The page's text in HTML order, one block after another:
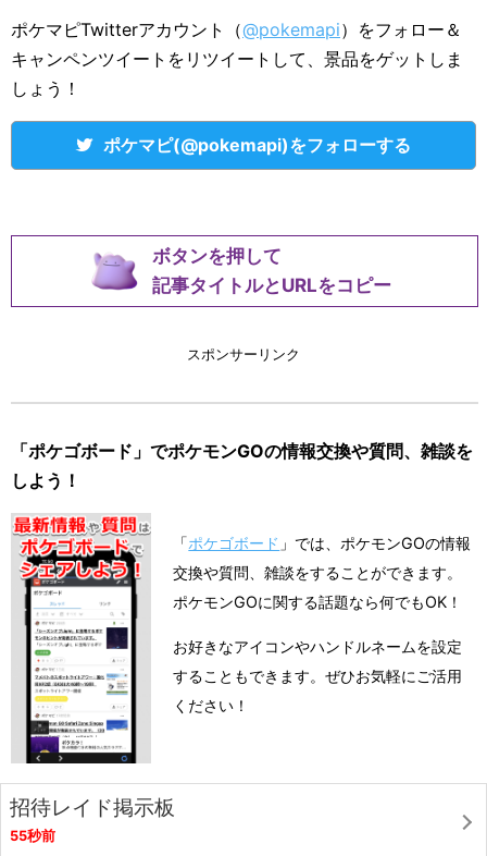
ポケマピTwitterアカウント（@pokemapi）をフォロー＆
キャンペンツイートをリツイートして、景品をゲットしま
しょう！
ポケマピ(@pokemapi)をフォローする
ボタンを押して
記事タイトルとURLをコピー
スポンサーリンク
「ポケゴボード」でポケモンGOの情報交換や質問、雑談を
しよう！
「ポケゴボード 」では、ポケモンGOの情報
交換や質問、雑談をすることができます。
ポケモンGOに関する話題なら何でもOK！
お好きなアイコンやハンドルネームを設定
することもできます。ぜひお気軽にご活用
ください！
招待レイド掲示板
55秒前